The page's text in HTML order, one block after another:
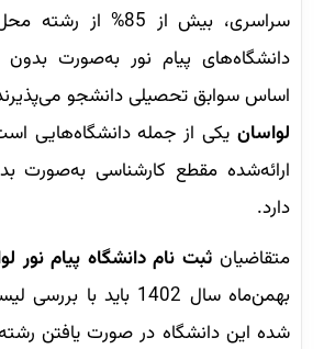
سراسری، بیش از 85%
دانشگاه‌های پیام نور به‌صورت
اساس سوابق تحصیلی دانشجو
لواسان یکی از جمله دانشگاه‌هایی
ارائه‌شده مقطع کارشناسی به‌صورت
دارد.
متقاضیانثبت نام دانشگاه پیام نور
بهمن‌ماه سال 1402 باید
شده این دانشگاه در صورت یافتن